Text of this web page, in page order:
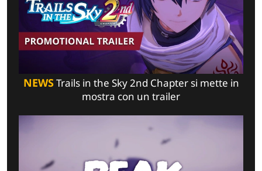
NEWSTrails in the Sky 2nd Chapter si mette in
mostra con un trailer